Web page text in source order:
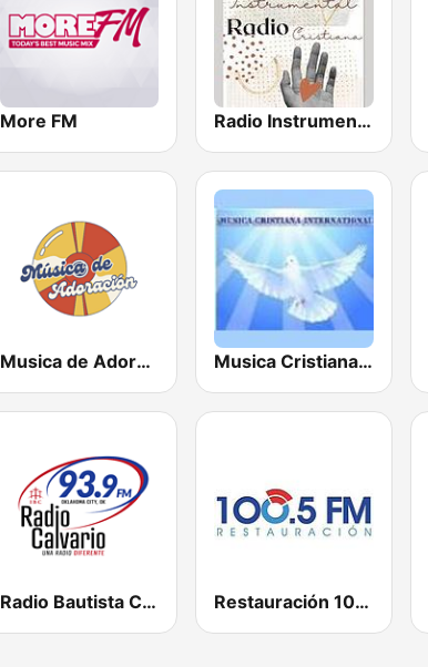
More FM Radio Instrumental Cristiana
Musica de Adoracion Musica Cristiana Internacional
Radio Bautista Calvario Restauración 100.5 FM